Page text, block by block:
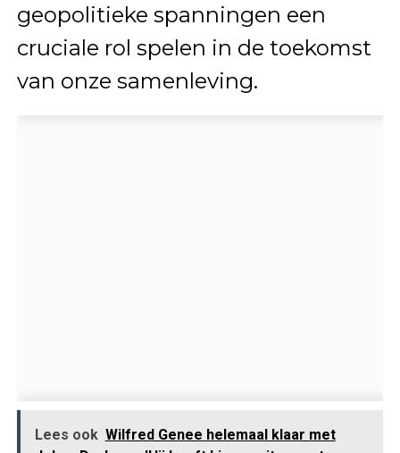
geopolitieke spanningen een
cruciale rol spelen in de toekomst
van onze samenleving.
Lees ook Wilfred Genee helemaal klaar met